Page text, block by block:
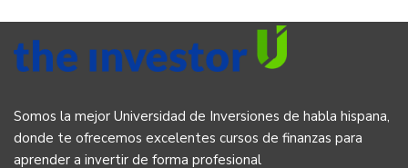
Somos la mejor Universidad de Inversiones de habla hispana,
donde te ofrecemos excelentes cursos de finanzas para
aprender a invertir de forma profesional